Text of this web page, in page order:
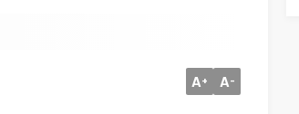
A+ A-